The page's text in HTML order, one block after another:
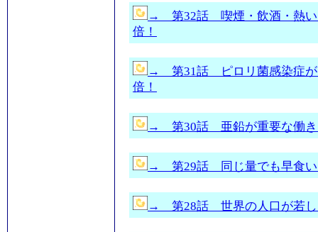
→ 第32話 喫煙・飲酒・熱い
倍！
→ 第31話 ピロリ菌感染症が
倍！
→ 第30話 亜鉛が重要な働
→ 第29話 同じ量でも早食い
→ 第28話 世界の人口が若し